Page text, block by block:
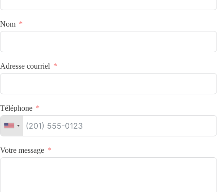
Nom
Adresse courriel
Téléphone
Votre message